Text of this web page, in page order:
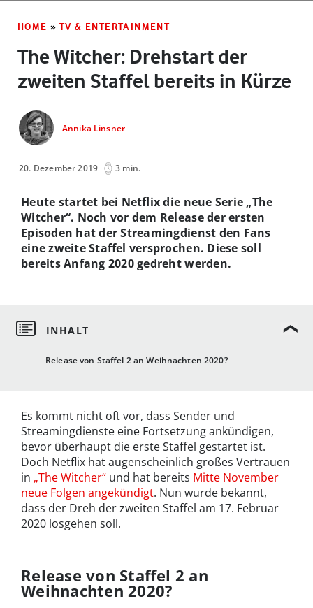
HOME » TV & ENTERTAINMENT
The Witcher: Drehstart der
zweiten Staffel bereits in Kürze
Annika Linsner
20. Dezember 2019 3 min.
Release von Staffel 2 an Weihnachten 2020?
Heute startet bei Netflix die neue Serie „The
Witcher“. Noch vor dem Release der ersten
Episoden hat der Streamingdienst den Fans
eine zweite Staffel versprochen. Diese soll
bereits Anfang 2020 gedreht werden.
Es kommt nicht oft vor, dass Sender und
Streamingdienste eine Fortsetzung ankündigen,
bevor überhaupt die erste Staffel gestartet ist.
Doch Netflix hat augenscheinlich großes Vertrauen
in „The Witcher“ und hat bereits Mitte November
neue Folgen angekündigt. Nun wurde bekannt,
dass der Dreh der zweiten Staffel am 17. Februar
2020 losgehen soll.
Release von Staffel 2 an
Weihnachten 2020?